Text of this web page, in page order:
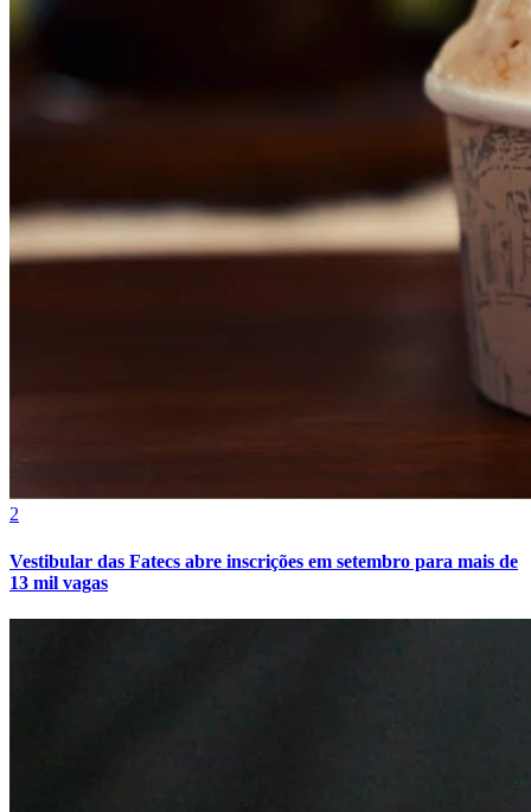
Bahia
2
Vestibular das Fatecs abre inscrições em setembro para mais de
13 mil vagas